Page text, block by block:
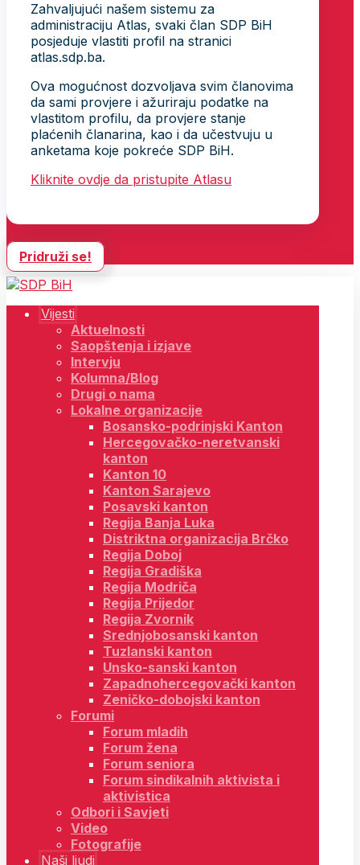
Zahvaljujući našem sistemu za
administraciju Atlas, svaki član SDP BiH
posjeduje vlastiti profil na stranici
atlas.sdp.ba.
Ova mogućnost dozvoljava svim članovima
da sami provjere i ažuriraju podatke na
vlastitom profilu, da provjere stanje
plaćenih članarina, kao i da učestvuju u
anketama koje pokreće SDP BiH.
Kliknite ovdje da pristupite Atlasu
Pridruži se!
Vijesti
Aktuelnosti
Saopštenja i izjave
Intervju
Kolumna/Blog
Drugi o nama
Lokalne organizacije
Bosansko-podrinjski Kanton
Hercegovačko-neretvanski
kanton
Kanton 10
Kanton Sarajevo
Posavski kanton
Regija Banja Luka
Distriktna organizacija Brčko
Regija Doboj
Regija Gradiška
Regija Modriča
Regija Prijedor
Regija Zvornik
Srednjobosanski kanton
Tuzlanski kanton
Unsko-sanski kanton
Zapadnohercegovački kanton
Zeničko-dobojski kanton
Forumi
Forum mladih
Forum žena
Forum seniora
Forum sindikalnih aktivista i
aktivistica
Odbori i Savjeti
Video
Fotografije
Naši ljudi